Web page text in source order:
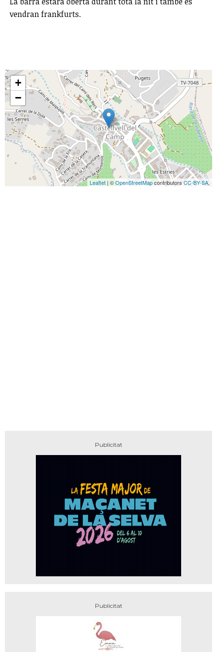
vendran frankfurts.
+
−
Leaflet | ©OpenStreetMapcontributorsCC-BY-SA,